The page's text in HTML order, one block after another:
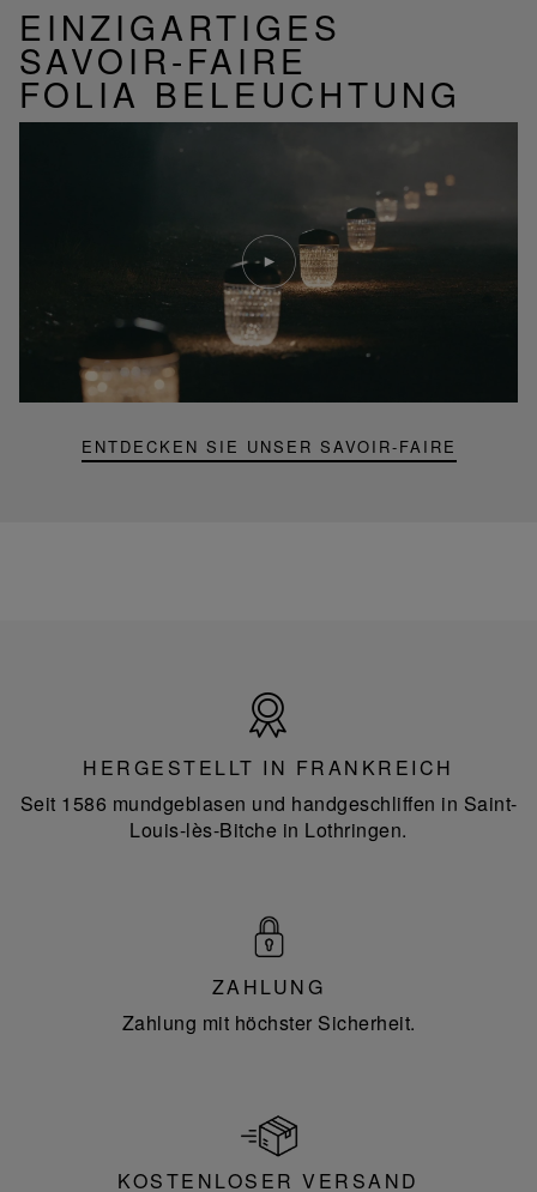
EINZIGARTIGES
SAVOIR-FAIRE
FOLIA BELEUCHTUNG
ENTDECKEN SIE UNSER SAVOIR-FAIRE
Video
abspielen
YouTube-
Video,
Folia
Mini-
Portable-
Frankreich
HERGESTELLT IN FRANKREICH
Seit 1586 mundgeblasen und handgeschliffen in Saint-
Louis-lès-Bitche in Lothringen.
ZAHLUNG
Zahlung mit höchster Sicherheit.
KOSTENLOSER VERSAND